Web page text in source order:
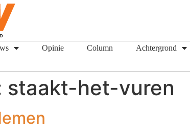
Opinie Column Achtergrond
staakt-het-vuren